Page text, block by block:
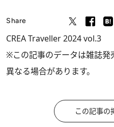
Share
CREA Traveller 2024 vol.3
※この記事のデータは雑誌発
異なる場合があります。
この記事の